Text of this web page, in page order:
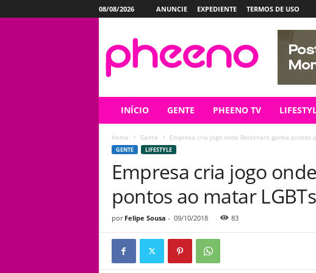
08/08/2026 ANUNCIE EXPEDIENTE TERMOS DE USO
INÍCIO GENTE PHEENO TV
Home Gente Empresa cria jogo onde Bolsonaro ganha pontos
GENTE LIFESTYLE
Empresa cria jogo
pontos ao matar
por Felipe Sousa - 09/10/2018 83